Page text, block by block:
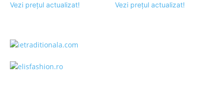
Vezi prețul actualizat! Vezi prețul actualizat!